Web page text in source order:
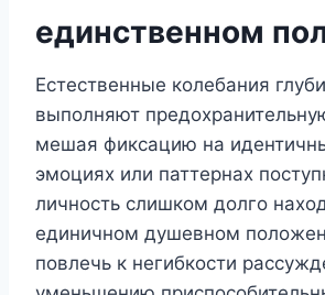
единственном
Естественные колебания
выполняют
мешая фиксацию на
эмоциях или паттернах
личность слишком долго
единичном душевном
повлечь к негибкости